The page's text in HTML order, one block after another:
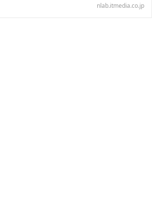
nlab.itmedia.co.jp